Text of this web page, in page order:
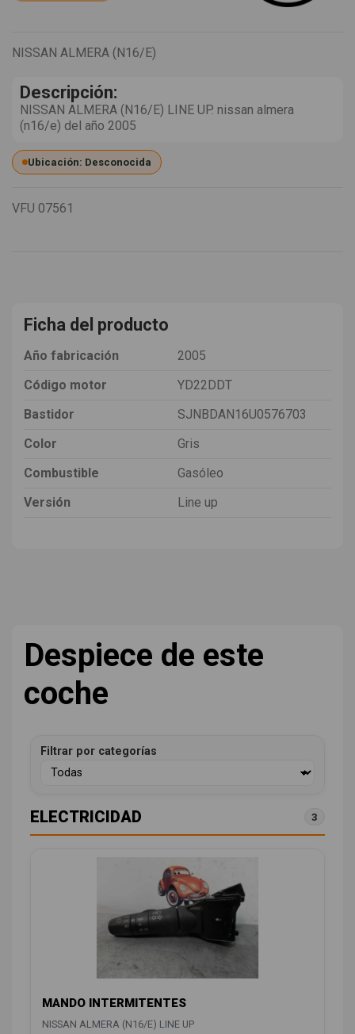
NISSAN ALMERA (N16/E)
Descripción:
NISSAN ALMERA (N16/E) LINE UP. nissan almera
(n16/e) del año 2005
Ubicación: Desconocida
VFU 07561
Ficha del producto
Año fabricación
2005
Código motor
YD22DDT
Bastidor
SJNBDAN16U0576703
Color
Gris
Combustible
Gasóleo
Versión
Line up
Despiece de este
coche
Filtrar por categorías
ELECTRICIDAD 3
MANDO INTERMITENTES
NISSAN ALMERA (N16/E) LINE UP